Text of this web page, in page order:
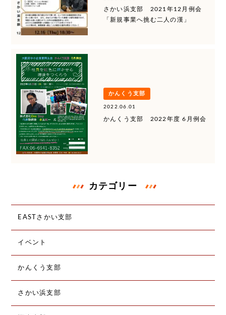
さかい浜支部 2021年12月例会
「新規事業へ挑む二人の漢」
かんくう支部
2022.06.01
かんくう支部 2022年度 6月例会
カテゴリー
EASTさかい支部
イベント
かんくう支部
さかい浜支部